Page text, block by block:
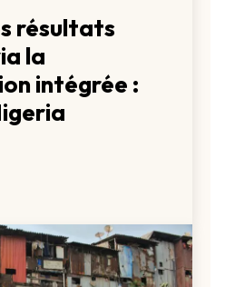
résultats
la
intégrée :